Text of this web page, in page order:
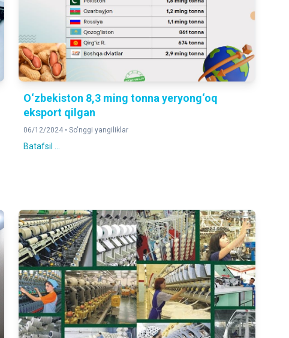
O‘zbekiston 8,3 ming tonna yeryong‘oq
eksport qilgan
06/12/2024 •So'nggi yangiliklar
Batafsil ...